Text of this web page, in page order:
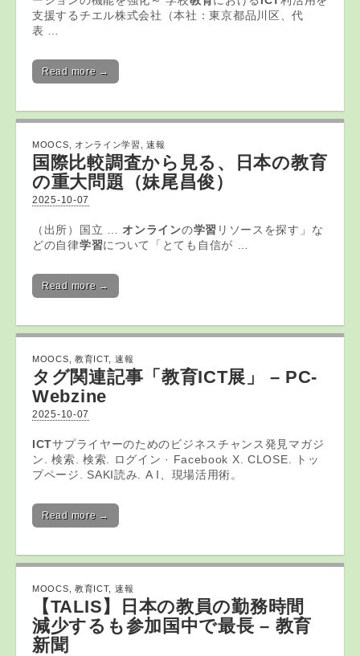
支援するチエル株式会社（本社：東京都品川区、代
表 …
Read more →
MOOCS オンライン学習 ,速報
国際比較調査から見る、日本の教育
の重大問題（妹尾昌俊）
2025-10-07
（出所）国立 … オンラインの学習 リソースを探す」な
どの自律学習について「とても自信が …
Read more →
MOOCS 教育ICT, 速報
タグ関連記事「 教育ICT展」 – PC-
Webzine
2025-10-07
ICTサプライヤーのためのビジネスチャンス発見マガジ
ン. 検索. 検索. ログイン · Facebook X. CLOSE. トッ
プページ. SAKI読み. A I、現場活用術。
Read more →
MOOCS 教育ICT, 速報
【TALIS】日本の教員の勤務時間
減少するも参加国中で最長 – 教育
新聞